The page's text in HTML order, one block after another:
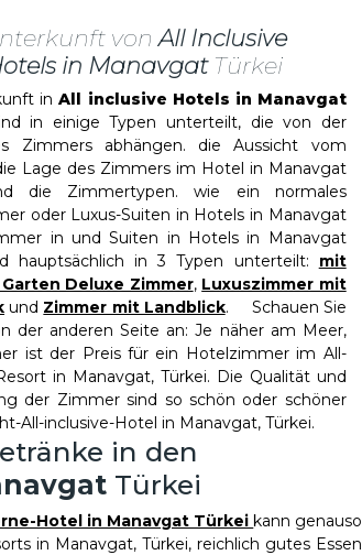
von All Inclusive
in ManavgatTürkei
inAll inclusive Hotels in Manavgat
in einige Typen unterteilt, die von der
Zimmers abhängen. die Aussicht vom
Lage des Zimmers im Hotel in Manavgat
die Zimmertypen. wie ein normales
oder Luxus-Suiten in Hotels in Manavgat
in und Suiten in Hotels in Manavgat
hauptsächlich in 3 Typen unterteilt: mit
Deluxe Zimmer, Luxuszimmer mit
und Zimmer mit Landblick. Schauen Sie
der anderen Seite an: Je näher am Meer,
ist der Preis für ein Hotelzimmer im All-
in Manavgat, Türkei. Die Qualität und
der Zimmer sind so schön oder schöner
All-inclusive-Hotel in Manavgat, Türkei.
in den
Türkei
Hotel in Manavgat Türkeikann genauso
in Manavgat, Türkei, reichlich gutes Essen